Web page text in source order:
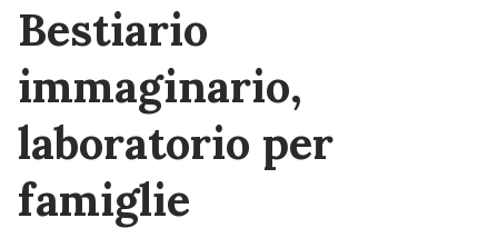
Bestiario
immaginario,
laboratorio per
famiglie